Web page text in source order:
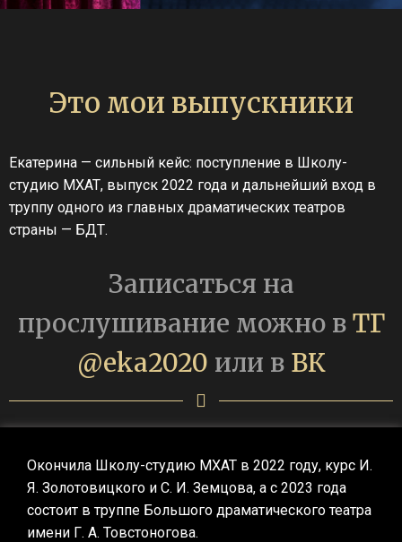
Это мои выпускники
Екатерина — сильный кейс: поступление в Школу-
студию МХАТ, выпуск 2022 года и дальнейший вход в
труппу одного из главных драматических театров
страны — БДТ.
Записаться на
прослушивание можно вТГ
@eka2020 или в ВК
Окончила Школу-студию МХАТ в 2022 году, курс И.
Я. Золотовицкого и С. И. Земцова, а с 2023 года
состоит в труппе Большого драматического театра
имени Г. А. Товстоногова.